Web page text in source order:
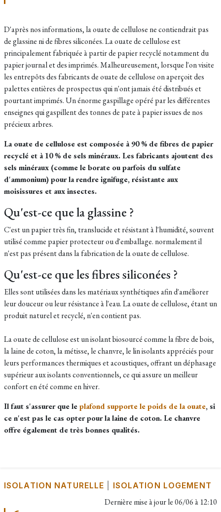
D'après nos informations, la ouate de cellulose ne contiendrait pas
de glassine ni de fibres siliconées. La ouate de cellulose est
principalement fabriquée à partir de papier recyclé notamment du
papier journal et des imprimés. Malheureusement, lorsque l'on visite
les entrepôts des fabricants de ouate de cellulose on aperçoit des
palettes entières de prospectus qui n'ont jamais été distribués et
pourtant imprimés. Un énorme gaspillage opéré par les différentes
enseignes qui gaspillent des tonnes de pate à papier issues de nos
précieux arbres.
La ouate de cellulose est composée à 90 % de fibres de papier
recyclé et à 10 % de sels minéraux.Les fabricants ajoutent des
sels minéraux (comme le borate ou parfois du sulfate
d'ammonium) pour la rendre ignifuge, résistante aux
moisissures et aux insectes.
Qu'est-ce que la glassine ?
C'est un papier très fin, translucide et résistant à l'humidité, souvent
utilisé comme papier protecteur ou d'emballage. normalement il
n'est pas présent dans la fabrication de la ouate de cellulose.
Qu'est-ce que les fibres siliconées ?
Elles sont utilisées dans les matériaux synthétiques afin d'améliorer
leur douceur ou leur résistance à l'eau. La ouate de cellulose, étant un
produit naturel et recyclé, n'en contient pas.
La ouate de cellulose est un isolant biosourcé comme la fibre de bois,
la laine de coton, la métisse, le chanvre, le lin isolants appréciés pour
leurs performances thermiques et acoustiques, offrant un déphasage
supérieur aux isolants conventionnels, ce qui assure un meilleur
confort en été comme en hiver.
Il faut s'assurer que leplafond supporte le poids de la ouate, si
ce n'est pas le cas opter pour la laine de coton. Le chanvre
offre également de très bonnes qualités.
ISOLATION NATURELLE ISOLATION LOGEMENT
Dernière mise à jour le06/06 à 12:10